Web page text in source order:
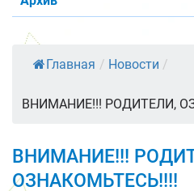
Главная / Новости /
ВНИМАНИЕ!!! РОДИТЕЛИ,
ВНИМАНИЕ!!!
ОЗНАКОМЬТЕСЬ!!!!